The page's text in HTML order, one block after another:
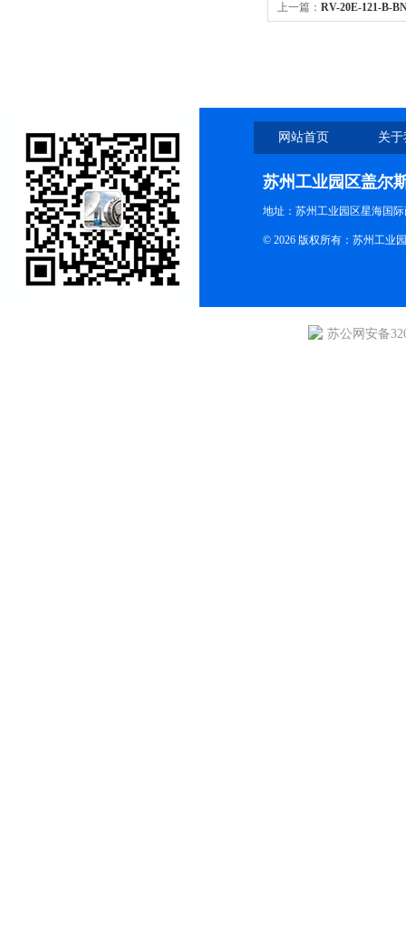
上一篇： RV-20E-121-B-
网站首页 关
苏州工业园区盖尔
地址：苏州工业园区星海国
© 2026 版权所有：苏州工业
苏公网安备